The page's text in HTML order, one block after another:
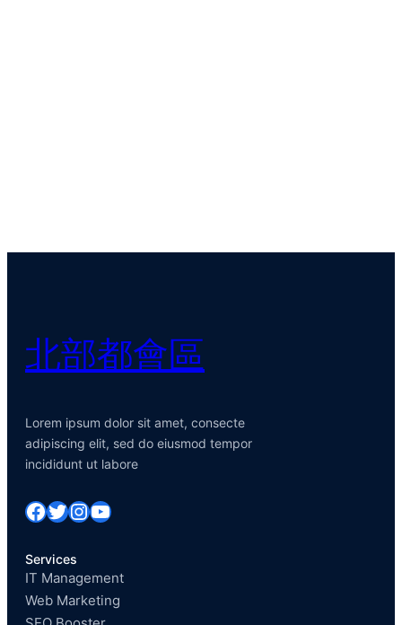
北部都會區
Lorem ipsum dolor sit amet, consecte
adipiscing elit, sed do eiusmod tempor
incididunt ut labore
Facebook Twitter InstagramYouTube
Services
IT Management
Web Marketing